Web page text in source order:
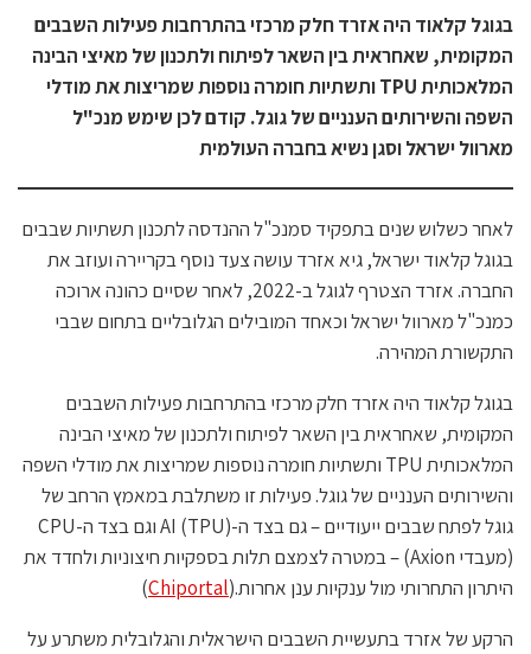
בגוגל קלאוד היה אזרד חלק מרכזי בהתרחבות פעילות השבבים
המקומית, שאחראית בין השאר לפיתוח ולתכנון של מאיצי הבינה
המלאכותית TPU ותשתיות חומרה נוספות שמריצות את מודלי
השפה והשירותים הענניים של גוגל. קודם לכן שימש מנכ"ל
מארוול ישראל וסגן נשיא בחברה העולמית
לאחר כשלוש שנים בתפקיד סמנכ"ל ההנדסה לתכנון תשתיות שבבים
בגוגל קלאוד ישראל, גיא אזרד עושה צעד נוסף בקריירה ועוזב את
החברה. אזרד הצטרף לגוגל ב-2022, לאחר שסיים כהונה ארוכה
כמנכ"ל מארוול ישראל וכאחד המובילים הגלובליים בתחום שבבי
התקשורת המהירה.
בגוגל קלאוד היה אזרד חלק מרכזי בהתרחבות פעילות השבבים
המקומית, שאחראית בין השאר לפיתוח ולתכנון של מאיצי הבינה
המלאכותית TPU ותשתיות חומרה נוספות שמריצות את מודלי השפה
והשירותים הענניים של גוגל. פעילות זו משתלבת במאמץ הרחב של
גוגל לפתח שבבים ייעודיים – גם בצד ה-AI (TPU) וגם בצד ה-CPU
(מעבדי Axion) – במטרה לצמצם תלות בספקיות חיצוניות ולחדד את
היתרון התחרותי מול ענקיות ענן אחרות.(Chiportal
)
הרקע של אזרד בתעשיית השבבים הישראלית והגלובלית משתרע על